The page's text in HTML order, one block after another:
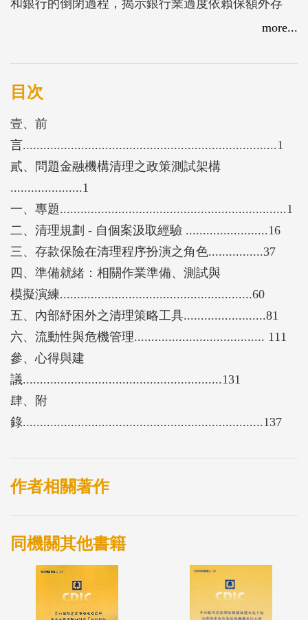
和銀行的倒閉過程，揭示銀行業過度依賴保額外存
款、利率風險管理不足及資產負債期間錯配的問題。
in）機制的應用。最後，報告分析英國、歐盟、馬來
西亞等國之清理機制與存款保險制度，並建議未來監
金融體系之韌性與穩定。
more...
目次
壹、前
言..........................................................................1
貳、問題金融機構清理之政策測試架構
.....................1
一、專題..................................................................1
二、清理規劃 - 自個案汲取經驗 ........................16
三、存款保險在清理程序扮演之角色................37
四、準備就緒：相關作業準備、測試與
模擬演練........................................................60
五、內部紓困外之清理策略工具........................81
六、流動性與危機管理...................................... 111
參、心得與建
議..........................................................131
肆、附
錄......................................................................137
作者相關著作
同機關其他書籍